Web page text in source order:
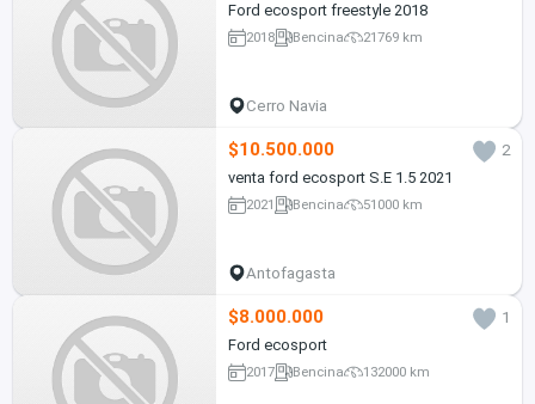
Ford ecosport freestyle 2018
2018 Bencina 21769 km
Cerro Navia
$10.500.000
2
venta ford ecosport S.E 1.5 2021
2021 Bencina 51000 km
Antofagasta
$8.000.000
1
Ford ecosport
2017 Bencina 132000 km